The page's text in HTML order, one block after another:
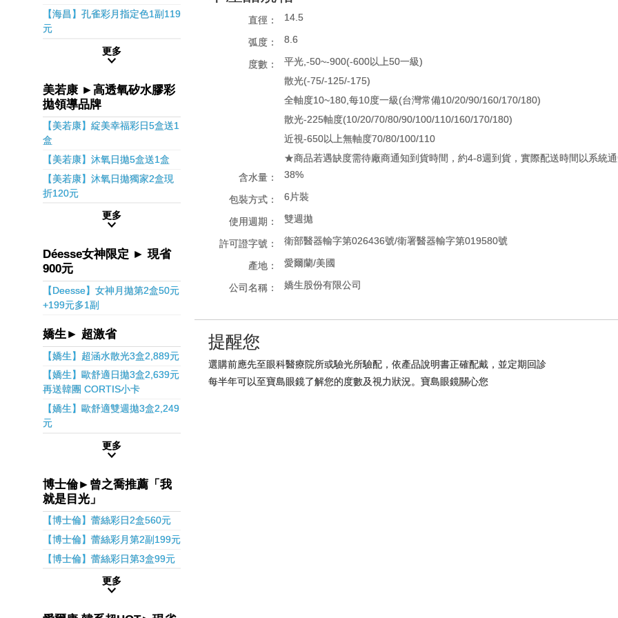
【海昌】孔雀彩月指定色1副119
元
更多
美若康 ►高透氧矽水膠彩
拋領導品牌
【美若康】綻美幸福彩日5盒送1
盒
【美若康】沐氧日拋5盒送1盒
【美若康】沐氧日拋獨家2盒現
折120元
更多
Déesse女神限定 ► 現省
900元
【Deesse】女神月拋第2盒50元
+199元多1副
嬌生► 超激省
【嬌生】超涵水散光3盒2,889元
【嬌生】歐舒適日拋3盒2,639元
再送韓團 CORTIS小卡
【嬌生】歐舒適雙週拋3盒2,249
元
更多
博士倫►曾之喬推薦「我
就是目光」
【博士倫】蕾絲彩日2盒560元
【博士倫】蕾絲彩月第2副199元
【博士倫】蕾絲彩日第3盒99元
更多
直徑： 14.5
弧度： 8.6
度數：
平光,-50~-900(-600以上50一級)
散光(-75/-125/-175)
全軸度10~180,每10度一級(台灣常備10/20/90/160/170/180)
散光-225軸度(10/20/70/80/90/100/110/160/170/180)
近視-650以上無軸度70/80/100/110
★商品若遇缺度需待廠商通知到貨時間，約4-8週到貨，實際配送時間以系統
含水量：
38%
包裝方式： 6片裝
使用週期： 雙週拋
許可證字號： 衛部醫器輸字第026436號/衛署醫器輸字第019580號
產地： 愛爾蘭/美國
公司名稱： 嬌生股份有限公司
提醒您
選購前應先至眼科醫療院所或驗光所驗配，依產品說明書正確配戴，並定期回診
每半年可以至寶島眼鏡了解您的度數及視力狀況。寶島眼鏡關心您